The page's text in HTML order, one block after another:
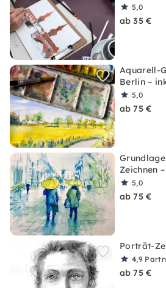
5,0
ab 35 €
Aquarell-
Berlin –
5,0
ab 75 €
Zeichnen
5,0
ab 75 €
Porträt-
4,9
ab 75 €